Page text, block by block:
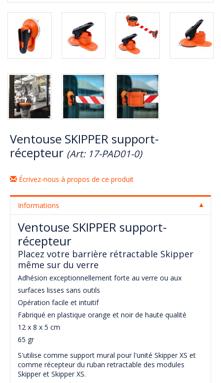
Ventouse SKIPPER support-
récepteur (Art: 17-PAD01-0)
Écrivez-nous à propos de ce produit
Informations
Ventouse SKIPPER support-
récepteur
Placez votre barrière rétractable Skipper
même sur du verre
Adhésion exceptionnellement forte au verre ou aux
surfaces lisses sans outils
Opération facile et intuitif
Fabriqué en plastique orange et noir de haute qualité
12 x 8 x 5 cm
65 gr
S'utilise comme support mural pour l'unité Skipper XS et
comme récepteur du ruban retractable des modules
Skipper et Skipper XS.